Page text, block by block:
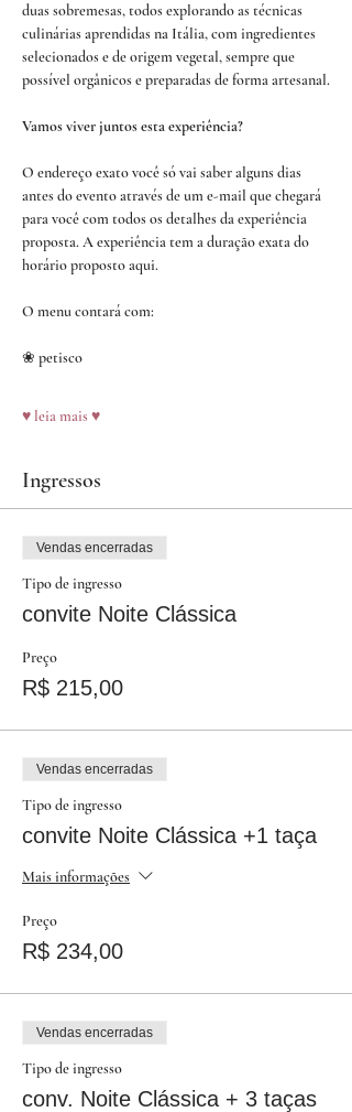
duas sobremesas, todos explorando as técnicas
culinárias aprendidas na Itália, com ingredientes
selecionados e de origem vegetal, sempre que
possível orgânicos e preparadas de forma artesanal.
Vamos viver juntos esta experiência?
O endereço exato você só vai saber alguns dias
antes do evento através de um e-mail que chegará
para você com todos os detalhes da experiência
proposta. A experiência tem a duração exata do
horário proposto aqui.
O menu contará com:
❀ petisco
♥ leia mais ♥
Ingressos
Vendas encerradas
Tipo de ingresso
convite Noite Clássica
Preço
R$ 215,00
Vendas encerradas
Tipo de ingresso
convite Noite Clássica +1 taça
Mais informações
Preço
R$ 234,00
Vendas encerradas
Tipo de ingresso
conv. Noite Clássica + 3 taças